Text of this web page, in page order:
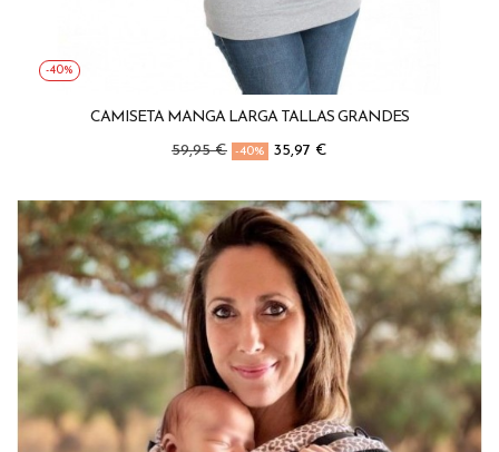
-40%
CAMISETA MANGA LARGA TALLAS GRANDES
Precio
59,95 € -40% Precio
35,97 €